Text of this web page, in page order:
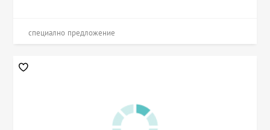
специално предложение